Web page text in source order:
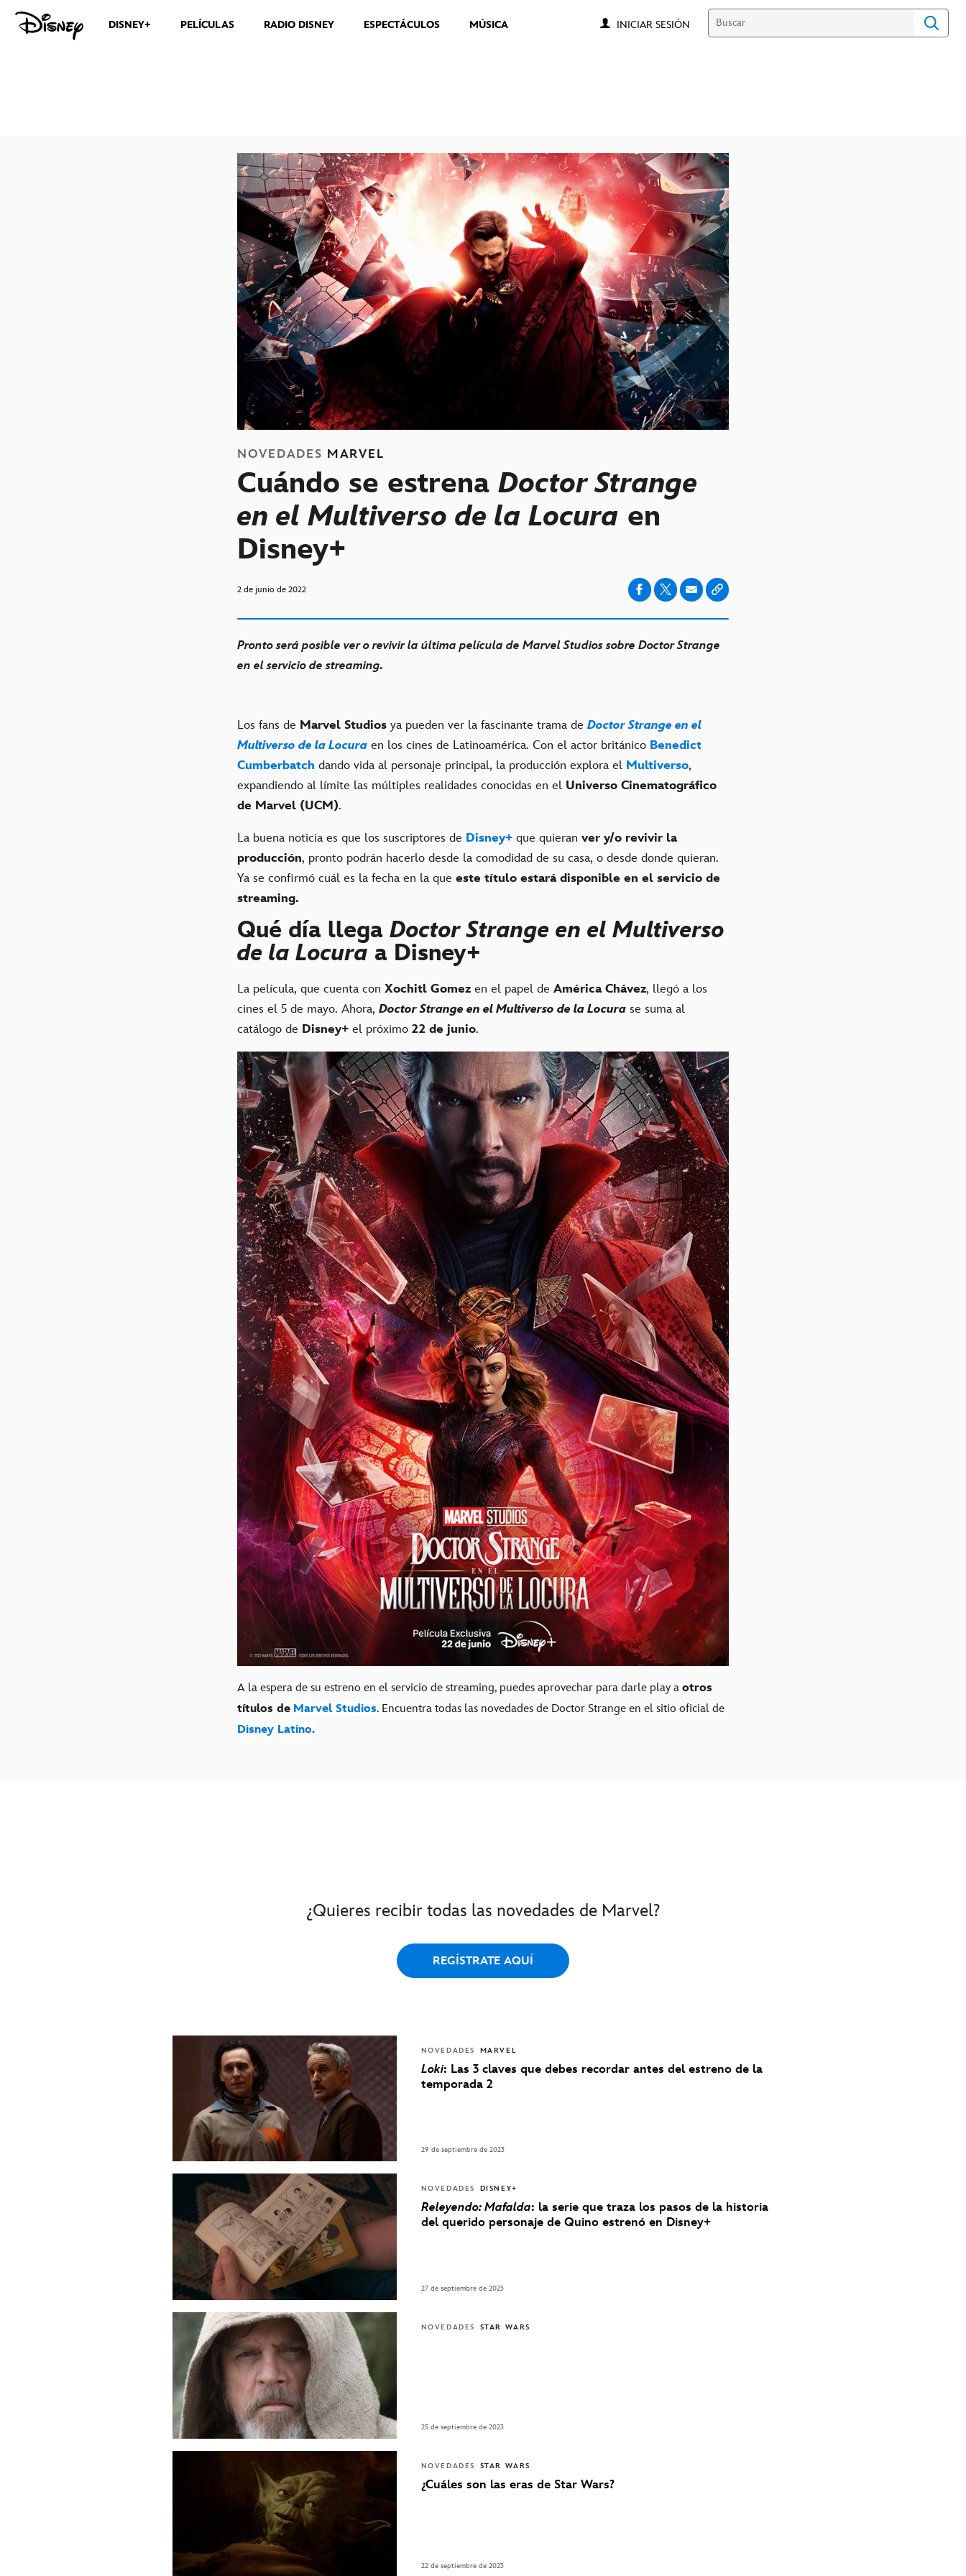
DISNEY+ PELÍCULAS RADIO DISNEY ESPECTÁCULOS MÚSICA INICIAR SESIÓN
NOVEDADES MARVEL
Cuándo se estrena Doctor Strange
en el Multiverso de la Locura en
Disney+
2 de junio de 2022
Pronto será posible ver o revivir la última película de Marvel Studios sobre Doctor Strange
en el servicio de streaming.
Los fans de Marvel Studios ya pueden ver la fascinante trama de Doctor Strange en el
Multiverso de la Locura en los cines de Latinoamérica. Con el actor británico Benedict
Cumberbatch dando vida al personaje principal, la producción explora el Multiverso,
expandiendo al límite las múltiples realidades conocidas en el Universo Cinematográfico
de Marvel (UCM).
La buena noticia es que los suscriptores de Disney+ que quieran ver y/o revivir la
producción, pronto podrán hacerlo desde la comodidad de su casa, o desde donde quieran.
Ya se confirmó cuál es la fecha en la que este título estará disponible en el servicio de
streaming.
Qué día llega Doctor Strange en el Multiverso
de la Locura a Disney+
La película, que cuenta con Xochitl Gomez en el papel de América Chávez, llegó a los
cines el 5 de mayo. Ahora, Doctor Strange en el Multiverso de la Locura se suma al
catálogo de Disney+ el próximo 22 de junio.
A la espera de su estreno en el servicio de streaming, puedes aprovechar para darle play a otros
títulos de Marvel Studios. Encuentra todas las novedades de Doctor Strange en el sitio oficial de
Disney Latino.
¿Quieres recibir todas las novedades de Marvel?
REGÍSTRATE AQUÍ
NOVEDADES MARVEL
Loki: Las 3 claves que debes recordar antes del estreno de la
temporada 2
29 de septiembre de 2023
NOVEDADES DISNEY+
Releyendo: Mafalda: la serie que traza los pasos de la historia
del querido personaje de Quino estrenó en Disney+
27 de septiembre de 2023
NOVEDADES STAR WARS
25 de septiembre de 2023
NOVEDADES STAR WARS
¿Cuáles son las eras de Star Wars?
22 de septiembre de 2023